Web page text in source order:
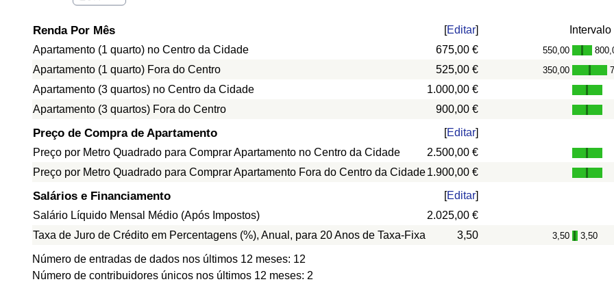
Renda Por Mês [Editar]
Intervalo
Apartamento (1 quarto) no Centro da Cidade
675,00 € 550,00 -
Apartamento (1 quarto) Fora do Centro 525,00 € 350,00 -
Apartamento (3 quartos) no Centro da Cidade
1.000,00 €
Apartamento (3 quartos) Fora do Centro
900,00 €
Preço de Compra de Apartamento [Editar]
Preço por Metro Quadrado para Comprar Apartamento no Centro da Cidade
2.500,00 €
Preço por Metro Quadrado para Comprar Apartamento Fora do Centro da Cidade1.900,00 €
Salários e Financiamento [Editar]
Salário Líquido Mensal Médio (Após Impostos)
2.025,00 €
Taxa de Juro de Crédito em Percentagens (%), Anual, para 20 Anos de Taxa-Fixa
3,50 3,50 - 3,50
Número de entradas de dados nos últimos 12 meses: 12
Número de contribuidores únicos nos últimos 12 meses: 2